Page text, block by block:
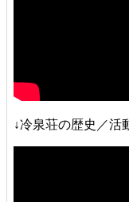
↓冷泉荘の歴史／活